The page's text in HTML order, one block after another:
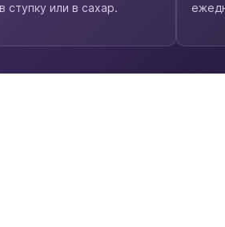
в ступку или в сахар.